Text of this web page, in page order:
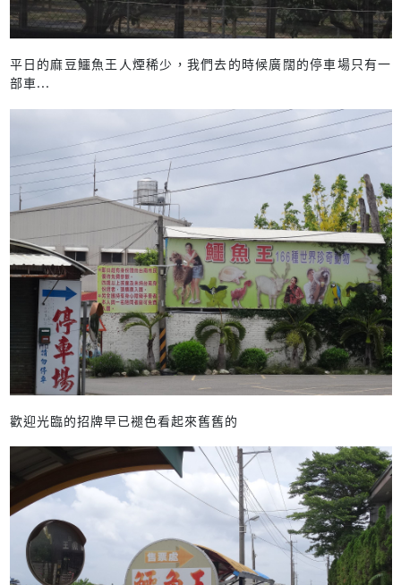
平日的麻豆鱷魚王人煙稀少，我們去的時候廣闊的停車場只有一
部車...
歡迎光臨的招牌早已褪色看起來舊舊的